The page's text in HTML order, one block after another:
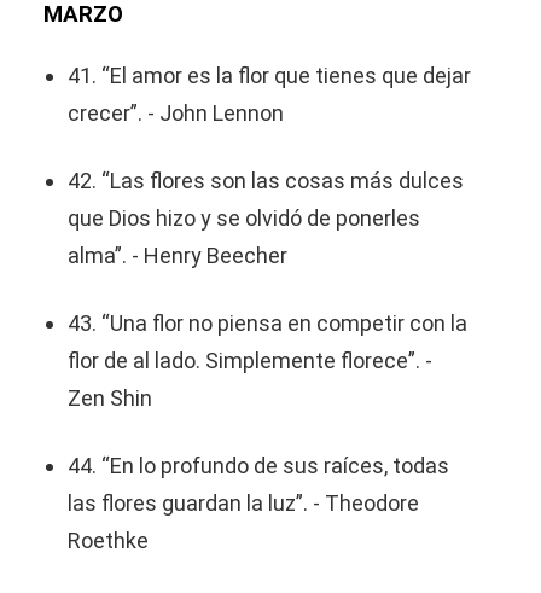
MARZO
41. “El amor es la flor que tienes que dejar
crecer”. - John Lennon
42. “Las flores son las cosas más dulces
que Dios hizo y se olvidó de ponerles
alma”. - Henry Beecher
43. “Una flor no piensa en competir con la
flor de al lado. Simplemente florece”. -
Zen Shin
44. “En lo profundo de sus raíces, todas
las flores guardan la luz”. - Theodore
Roethke